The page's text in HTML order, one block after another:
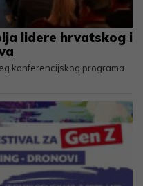
lidere hrvatskog i
konferencijskog programa